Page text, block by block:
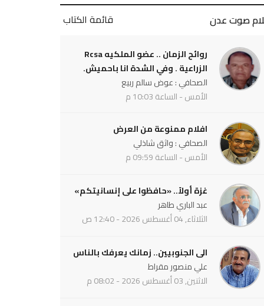
صوت عدن قائمة الكتاب
روائح الزمان .. عضو الملكيه Rcsa
الزراعية . وفي الشدة انا باحميش.
الصحافي : عوض سالم ربيع
الأمس - الساعة 10:03 م
افلام ممنوعة من العرض
الصحافي : واثق شاذلي
الأمس - الساعة 09:59 م
غزة أولاً.. «حافظوا على إنسانيتكم»
عبد الباري طاهر
الثلاثاء, 04 أغسطس 2026 - 12:40 ص
الى الجنوبيين.. زمانك يعرفك بالناس
علي منصور مقراط
الاثنين, 03 أغسطس 2026 - 08:02 م